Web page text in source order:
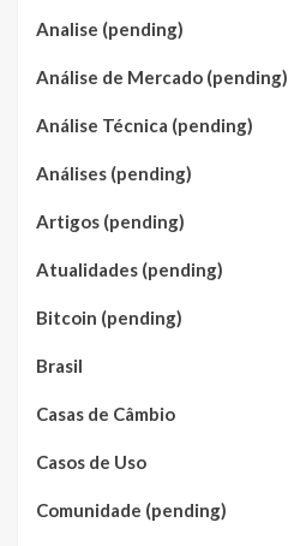
Analise (pending)
Análise de Mercado (pending)
Análise Técnica (pending)
Análises (pending)
Artigos (pending)
Atualidades (pending)
Bitcoin (pending)
Brasil
Casas de Câmbio
Casos de Uso
Comunidade (pending)